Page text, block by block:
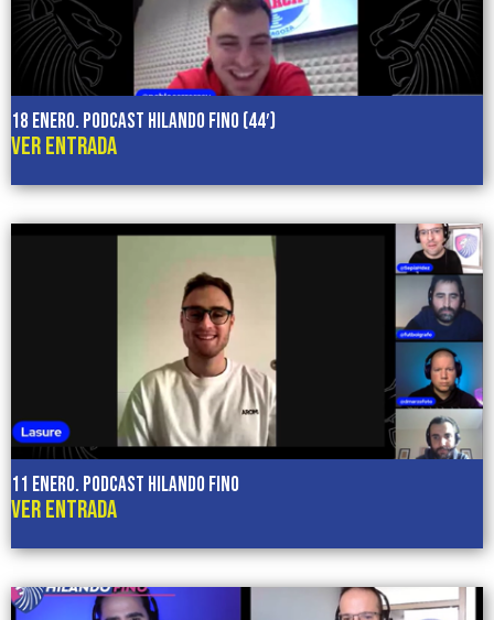
18 enero. Podcast HILANDO FINO (44′)
VER ENTRADA
11 enero. Podcast HILANDO FINO
VER ENTRADA